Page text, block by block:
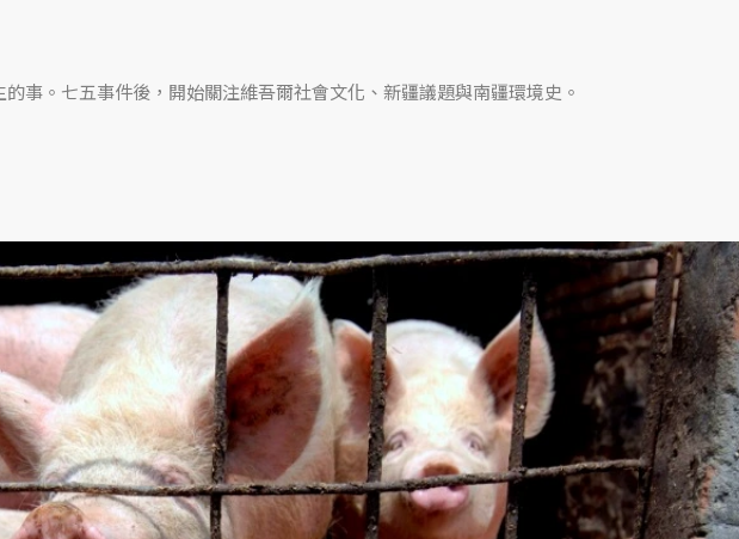
事。七五事件後，開始關注維吾爾社會文化、新疆議題與南疆環境史。